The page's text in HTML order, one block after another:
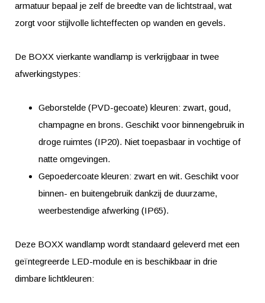
armatuur bepaal je zelf de breedte van de lichtstraal, wat
zorgt voor stijlvolle lichteffecten op wanden en gevels.
De BOXX vierkante wandlamp is verkrijgbaar in twee
afwerkingstypes:
Geborstelde (PVD-gecoate) kleuren: zwart, goud,
champagne en brons. Geschikt voor binnengebruik in
droge ruimtes (IP20). Niet toepasbaar in vochtige of
natte omgevingen.
Gepoedercoate kleuren: zwart en wit. Geschikt voor
binnen- en buitengebruik dankzij de duurzame,
weerbestendige afwerking (IP65).
Deze BOXX wandlamp wordt standaard geleverd met een
geïntegreerde LED-module en is beschikbaar in drie
dimbare lichtkleuren: